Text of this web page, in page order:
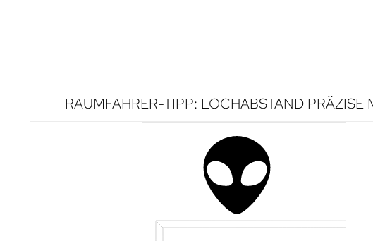
RAUMFAHRER-TIPP: LOCHABSTAND PRÄZISE